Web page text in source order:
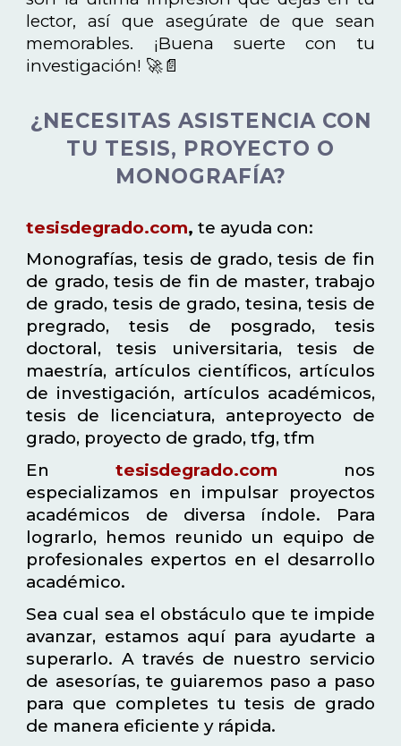
lector, así que asegúrate de que sean
memorables. ¡Buena suerte con tu
investigación! 🚀📄
¿NECESITAS ASISTENCIA CON
TU TESIS, PROYECTO O
MONOGRAFÍA?
tesisdegrado.com, te ayuda con:
Monografías, tesis de grado, tesis de fin
de grado, tesis de fin de master, trabajo
de grado, tesis de grado, tesina, tesis de
pregrado, tesis de posgrado, tesis
doctoral, tesis universitaria, tesis de
maestría, artículos científicos, artículos
de investigación, artículos académicos,
tesis de licenciatura, anteproyecto de
grado, proyecto de grado, tfg, tfm
En tesisdegrado.com nos
especializamos en impulsar proyectos
académicos de diversa índole. Para
lograrlo, hemos reunido un equipo de
profesionales expertos en el desarrollo
académico.
Sea cual sea el obstáculo que te impide
avanzar, estamos aquí para ayudarte a
superarlo. A través de nuestro servicio
de asesorías, te guiaremos paso a paso
para que completes tu tesis de grado
de manera eficiente y rápida.